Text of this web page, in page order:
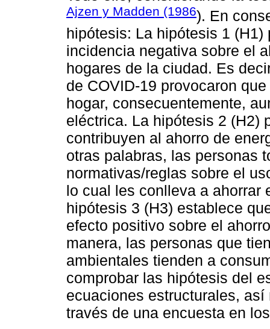
Ajzen y Madden (1986). En
hipótesis: La hipótesis 1
incidencia negativa sobre el
hogares de la ciudad. Es
de COVID-19 provocaron
hogar, consecuentemente,
eléctrica. La hipótesis 2 (H2)
contribuyen al ahorro de
otras palabras, las personas
normativas/reglas sobre el
lo cual les conlleva a ahorrar
hipótesis 3 (H3) establece
efecto positivo sobre el
manera, las personas que
ambientales tienden a
comprobar las hipótesis del
ecuaciones estructurales,
través de una encuesta en